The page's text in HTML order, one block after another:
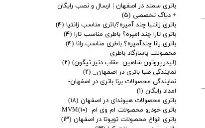
باتری سمند در اصفهان | ارسال و نصب رایگان
+ دیاگ تخصصی (۵)
باتری زانتیا چند آمپره؟باتری مناسب زانتیا (۴)
باتری تارا چند امپره؟ باطری مناسب تارا (۴)
باتری رانا چندآمپره؟ باطری مناسب رانا (۴)
محصولات پاسارگاد باطری
(لیدر.پروتون.شاهین. عقاب.دنیز.تیگون) (۲)
نمایندگی صبا باتری در اصفهان_ (۲)
نمایندگی محصولات برنا باتری در اصفهان-
امداد رایگان (۱)
باتری محصولات هیوندای در اصفهان (۱۸)
باتری خودرو محصولات ام وی ام MVM (۱۰)
باتری انواع محصولات تویوتا در اصفهان (۱۳)